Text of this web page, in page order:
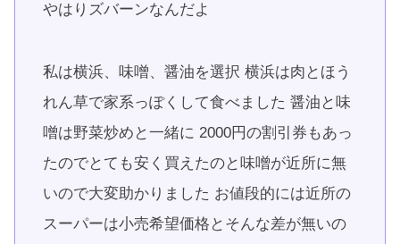
やはりズバーンなんだよ
私は横浜、味噌、醤油を選択 横浜は肉とほう
れん草で家系っぽくして食べました 醤油と味
噌は野菜炒めと一緒に 2000円の割引券もあっ
たのでとても安く買えたのと味噌が近所に無
いので大変助かりました お値段的には近所の
スーパーは小売希望価格とそんな差が無いの